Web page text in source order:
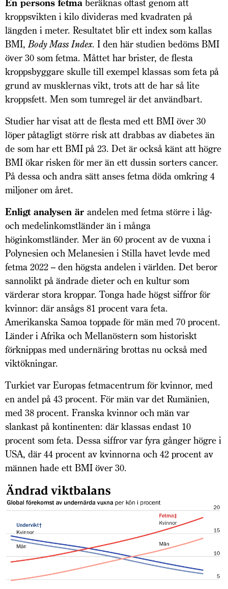
En persons fetma beräknas oftast genom att
kroppsvikten i kilo divideras med kvadraten på
längden i meter. Resultatet blir ett index som kallas
BMI,Body Mass Index. I den här studien bedöms BMI
över 30 som fetma. Måttet har brister, de flesta
kroppsbyggare skulle till exempel klassas som feta på
grund av musklernas vikt, trots att de har så lite
kroppsfett. Men som tumregel är det användbart.
Studier har visat att de flesta med ett BMI över 30
löper påtagligt större risk att drabbas av diabetes än
de som har ett BMI på 23. Det är också känt att högre
BMI ökar risken för mer än ett dussin sorters cancer.
På dessa och andra sätt anses fetma döda omkring 4
miljoner om året.
Enligt analysen är andelen med fetma större i låg-
och medelinkomstländer än i många
höginkomstländer. Mer än 60 procent av de vuxna i
Polynesien och Melanesien i Stilla havet levde med
fetma 2022 – den högsta andelen i världen. Det beror
sannolikt på ändrade dieter och en kultur som
värderar stora kroppar. Tonga hade högst siffror för
kvinnor: där ansågs 81 procent vara feta.
Amerikanska Samoa toppade för män med 70 procent.
Länder i Afrika och Mellanöstern som historiskt
förknippas med undernäring brottas nu också med
viktökningar.
Turkiet var Europas fetmacentrum för kvinnor, med
en andel på 43 procent. För män var det Rumänien,
med 38 procent. Franska kvinnor och män var
slankast på kontinenten: där klassas endast 10
procent som feta. Dessa siffror var fyra gånger högre i
USA, där 44 procent av kvinnorna och 42 procent av
männen hade ett BMI över 30.